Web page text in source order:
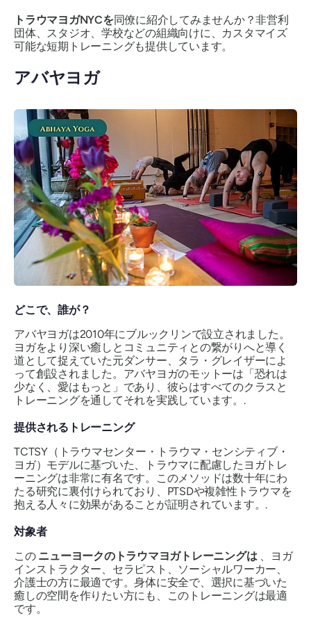
トラウマヨガNYCを同僚に紹介してみませんか？非営利
団体、スタジオ、学校などの組織向けに、カスタマイズ
可能な短期トレーニングも提供しています。
アバヤヨガ
どこで、誰が？
アバヤヨガは2010年にブルックリンで設立されました。
ヨガをより深い癒しとコミュニティとの繋がりへと導く
道として捉えていた元ダンサー、タラ・グレイザーによ
って創設されました。アバヤヨガのモットーは「恐れは
少なく、愛はもっと」であり、彼らはすべてのクラスと
トレーニングを通してそれを実践しています。.
提供されるトレーニング
TCTSY（トラウマセンター・トラウマ・センシティブ・
ヨガ）モデルに基づいた、トラウマに配慮したヨガトレ
ーニングは非常に有名です。このメソッドは数十年にわ
たる研究に裏付けられており、PTSDや複雑性トラウマを
抱える人々に効果があることが証明されています。.
対象者
この ニューヨークのトラウマヨガトレーニングは、ヨガ
インストラクター、セラピスト、ソーシャルワーカー、
介護士の方に最適です。身体に安全で、選択に基づいた
癒しの空間を作りたい方にも、このトレーニングは最適
です。